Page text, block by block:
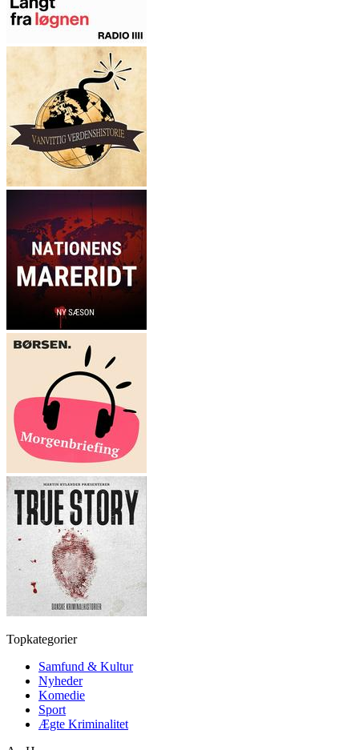
Topkategorier
Samfund & Kultur
Nyheder
Komedie
Sport
Ægte Kriminalitet